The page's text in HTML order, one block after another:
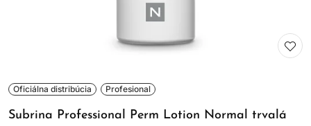
Oficiálna distribúcia Profesional
Subrina Professional Perm Lotion Normal trvalá